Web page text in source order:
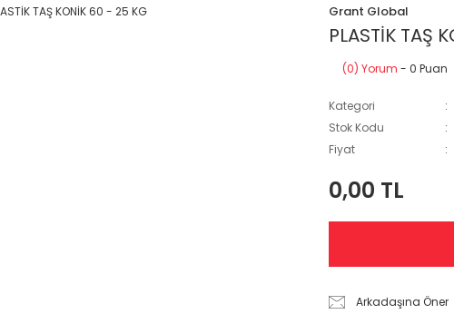
Grant Global
PLASTİK TAŞ
(0) Yorum - 0 Puan
Kategori
Stok Kodu
Fiyat
0,00 TL
Arkadaşına Öner